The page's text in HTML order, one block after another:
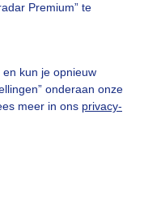
Premium” te
kun je opnieuw
onderaan onze
meer in ons privacy-